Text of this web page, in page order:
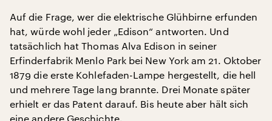
Auf die Frage, wer die elektrische Glühbirne erfunden
hat, würde wohl jeder „Edison“ antworten. Und
tatsächlich hat Thomas Alva Edison in seiner
Erfinderfabrik Menlo Park bei New York am 21. Oktober
1879 die erste Kohlefaden-Lampe hergestellt, die hell
und mehrere Tage lang brannte. Drei Monate später
erhielt er das Patent darauf. Bis heute aber hält sich
eine andere Geschichte.